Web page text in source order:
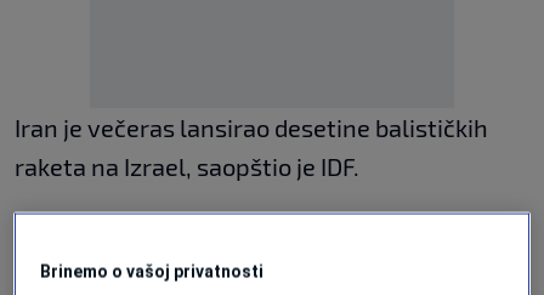
Iran je večeras lansirao desetine balističkih
raketa na Izrael, saopštio je IDF.
Iranski mediji navode da je Teheran lansirao
stotine raketa prema Izraelu.
Brinemo o vašoj privatnosti